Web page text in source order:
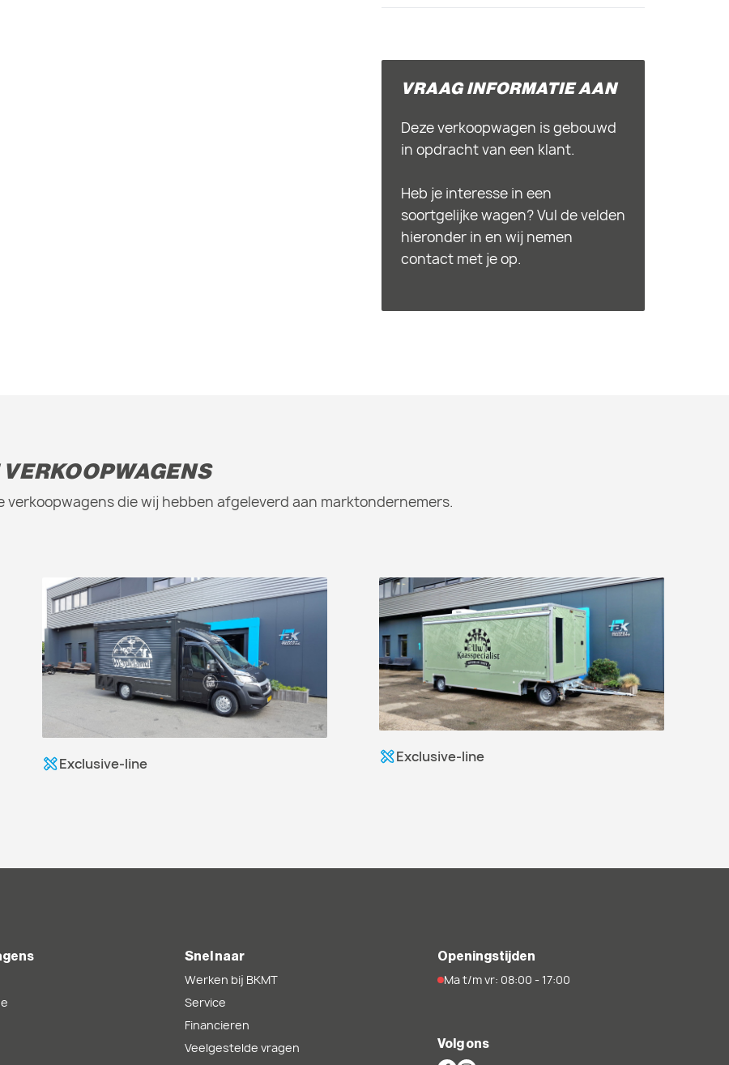
VRAAG INFORMATIE AAN
Deze verkoopwagen is gebouwd
in opdracht van een klant.
Heb je interesse in een
soortgelijke wagen? Vul de velden
hieronder in en wij nemen
contact met je op.
verkoopwagens die wij hebben afgeleverd aan marktondernemers.
Exclusive-line Exclusive-line
Snel naar
Werken bij BKMT
Service
Financieren
Veelgestelde vragen
Openingstijden
Ma t/m vr: 08:00 - 17:00
Volg ons